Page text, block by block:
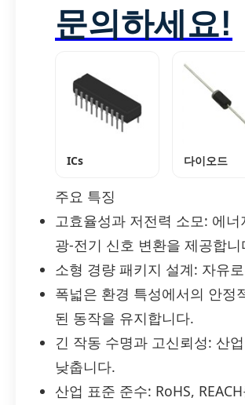
문의하세요!
ICs 다이오드
주요 특징
고효율성과 저전력 소모: 에
광-전기 신호 변환을 제공합니
소형 경량 패키지 설계: 자유
폭넓은 환경 특성에서의 안정
된 동작을 유지합니다.
긴 작동 수명과 고신뢰성: 산
낮춥니다.
산업 표준 준수: RoHS,